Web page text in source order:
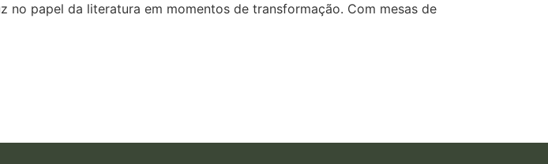
papel da literatura em momentos de transformação. Com mesas de